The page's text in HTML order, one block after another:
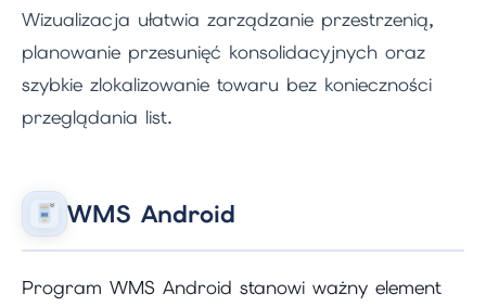
Wizualizacja ułatwia zarządzanie przestrzenią,
planowanie przesunięć konsolidacyjnych oraz
szybkie zlokalizowanie towaru bez konieczności
przeglądania list.
WMS Android
Program WMS Android stanowi ważny element